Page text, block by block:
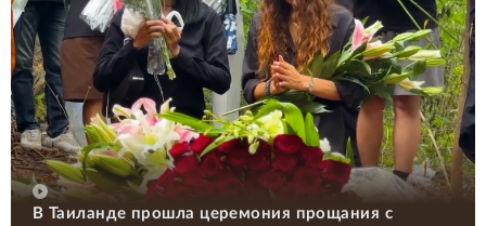
В Таиланде прошла церемония прощания с